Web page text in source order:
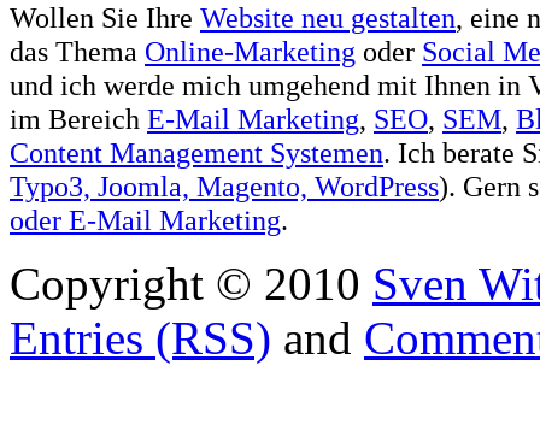
Wollen Sie Ihre Website neu gestalten, eine
das Thema Online-Marketing oder Social
und ich werde mich umgehend mit Ihnen in
im Bereich E-Mail Marketing, SEO, SEM,
Content Management Systemen. Ich berate
Typo3, Joomla, Magento, WordPress). Gern
oder E-Mail Marketing.
Copyright © 2010 Sven
Entries (RSS) and